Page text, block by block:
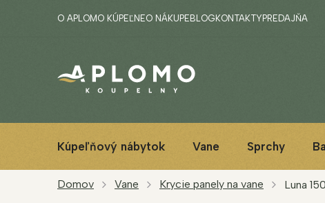
O APLOMO KÚPEĽNEO NÁKUPE BLOG KONTAKTY PREDAJŇA
Kúpeľňový nábytok Vane Sprchy
Domov Vane Krycie panely na vane Luna